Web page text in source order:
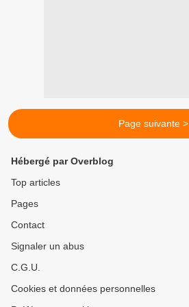
Page suivante >
Hébergé par Overblog
Top articles
Pages
Contact
Signaler un abus
C.G.U.
Cookies et données personnelles